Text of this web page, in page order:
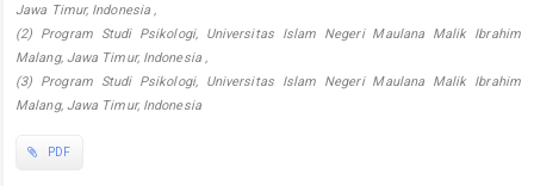
Jawa Timur, Indonesia ,
(2) Program Studi Psikologi, Universitas Islam Negeri Maulana Malik Ibrahim
Malang, Jawa Timur, Indonesia ,
(3) Program Studi Psikologi, Universitas Islam Negeri Maulana Malik Ibrahim
Malang, Jawa Timur, Indonesia
PDF